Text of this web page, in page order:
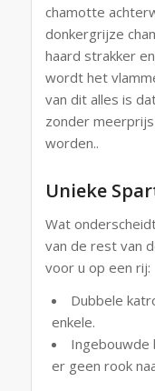
chamotte
donkergrijze
haard strakker
wordt het
van dit alles is
zonder
worden..
Unieke
Wat
van de rest van
voor u op een rij:
Dubbele
enkele.
Ingebouwde
er geen rook